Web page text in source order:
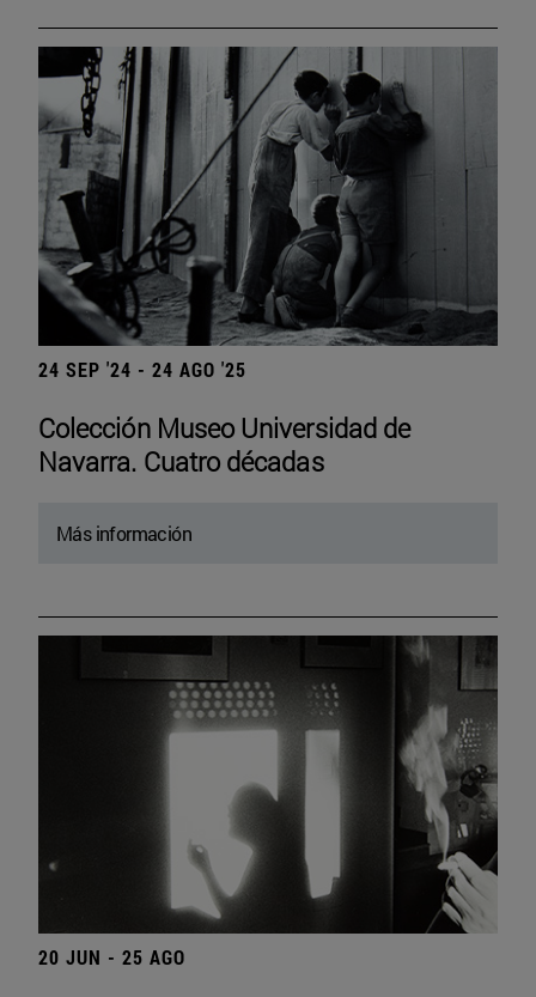
24 SEP '24 - 24 AGO '25
Colección Museo Universidad de
Navarra. Cuatro décadas
Más información
20 JUN - 25 AGO